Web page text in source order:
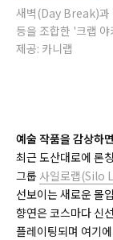
새벽(Day Break)과
등을 조합한 '크랩
제공: 카니랩
예술 작품을 감상하
최근 도산대로에 론
그룹 사일로랩(Silo
선보이는 새로운 몰
향연은 코스마다 신
플레이팅되며 여기